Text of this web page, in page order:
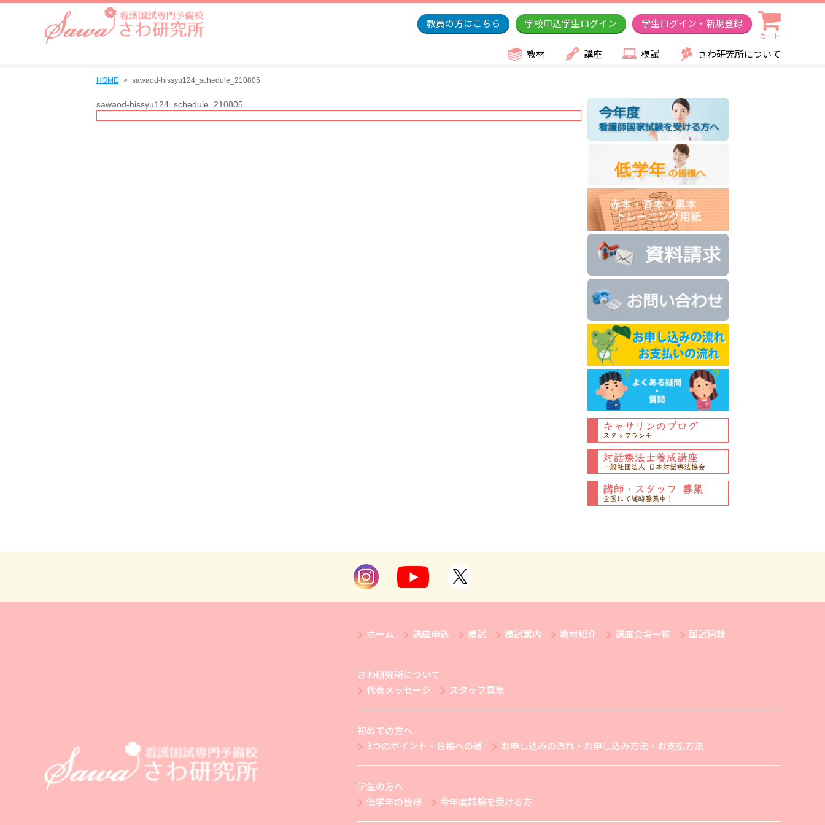
教員の方はこちら 学校申込学生ログイン 学生ログイン・新規登録
カート
教材 講座 模試 さわ研究所について
HOME sawaod-hissyu124_schedule_210805
sawaod-hissyu124_schedule_210805
ホーム 講座申込 模試 模試案内 教材紹介 講座会場一覧 国試情報
さわ研究所について
代表メッセージ
スタッフ募集
初めての方へ
3つのポイント・合格への道
お申し込みの流れ・お申し込み方法・お支払方法
学生の方へ
低学年の皆様
今年度試験を受ける方